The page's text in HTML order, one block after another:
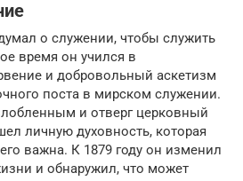
о служении, чтобы служить
время он учился в
и добровольный аскетизм
поста в мирском служении.
и отверг церковный
личную духовность, которая
важна. К 1879 году он изменил
и обнаружил, что может